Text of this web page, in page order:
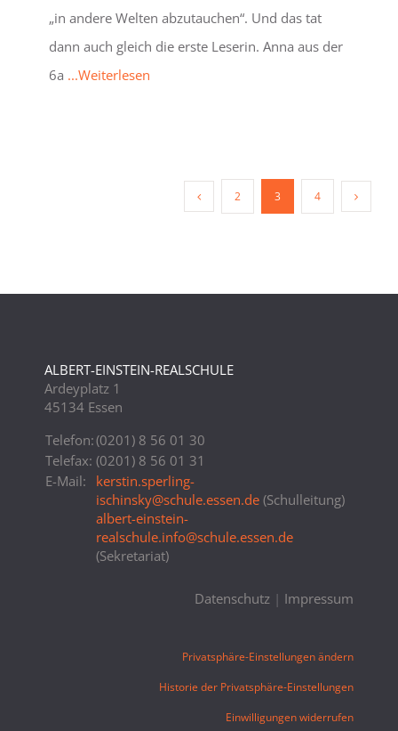
„in andere Welten abzutauchen“. Und das tat
dann auch gleich die erste Leserin. Anna aus der
6a ...Weiterlesen
2 3 4
ALBERT-EINSTEIN-REALSCHULE
Ardeyplatz 1
45134 Essen
Telefon:(0201) 8 56 01 30
Telefax: (0201) 8 56 01 31
E-Mail:
kerstin.sperling-
ischinsky@schule.essen.de(Schulleitung)
albert-einstein-
realschule.info@schule.essen.de
(Sekretariat)
Datenschutz | Impressum
Privatsphäre-Einstellungen ändern
Historie der Privatsphäre-Einstellungen
Einwilligungen widerrufen